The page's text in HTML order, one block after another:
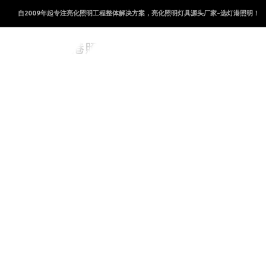
自2009年起专注亮化照明工程整体解决方案，亮化照明灯具源头厂家-选灯港照明！